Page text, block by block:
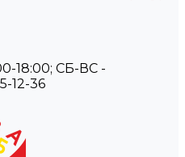
18:00; СБ-ВС -
12-36